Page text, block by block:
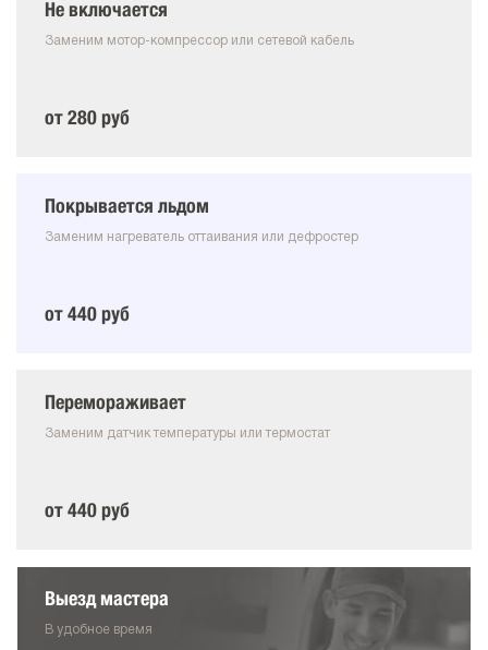
Не включается
Заменим мотор-компрессор или сетевой кабель
от 280 руб
Покрывается льдом
Заменим нагреватель оттаивания или дефростер
от 440 руб
Перемораживает
Заменим датчик температуры или термостат
от 440 руб
Выезд мастера
В удобное время